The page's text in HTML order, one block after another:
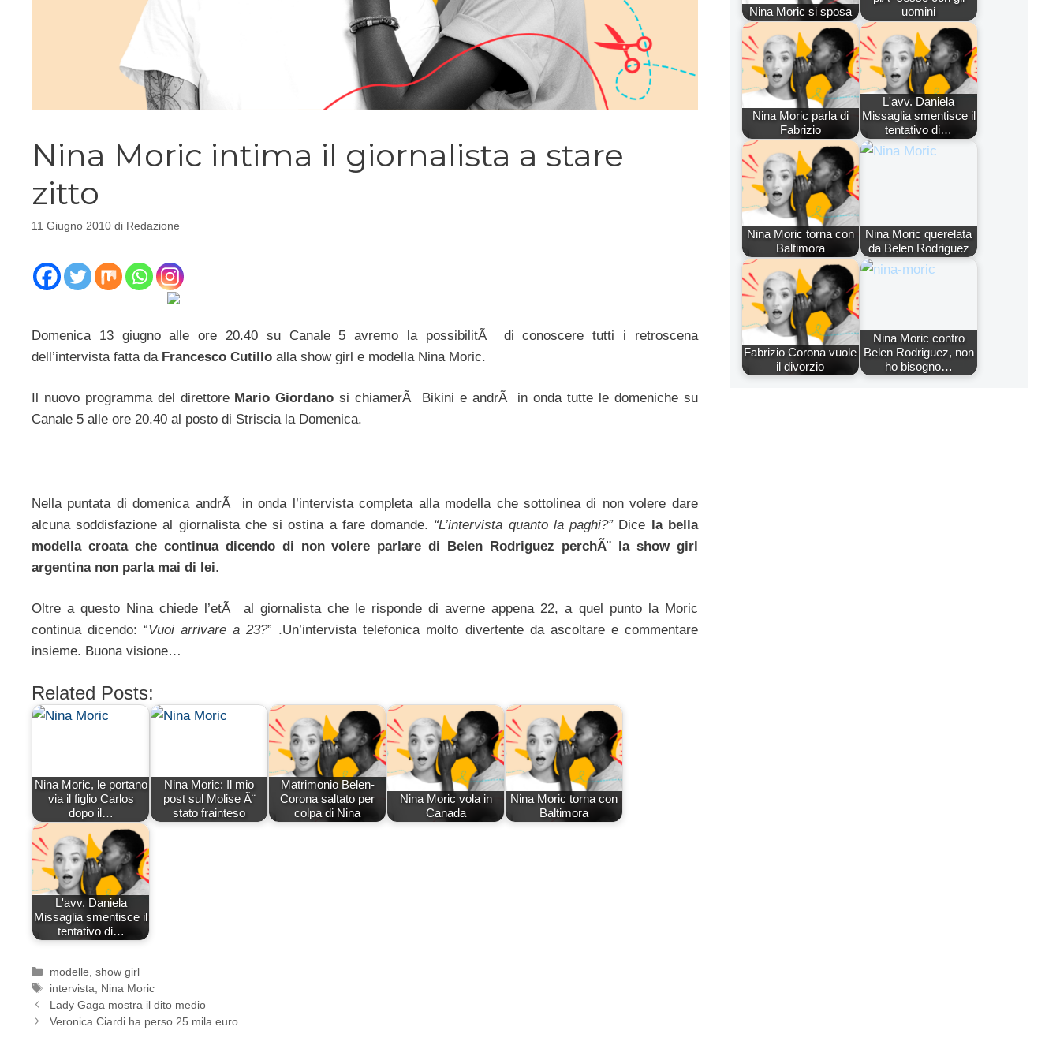
Nina Moric intima il giornalista a stare
zitto
11 Giugno 2010 di Redazione
Domenica 13 giugno alle ore 20.40 su Canale 5 avremo la possibilitÃ di conoscere tutti i retroscena
dell’intervista fatta da Francesco Cutillo alla show girl e modella Nina Moric.
Il nuovo programma del direttore Mario Giordano si chiamerÃ Bikini e andrÃ in onda tutte le domeniche su
Canale 5 alle ore 20.40 al posto di Striscia la Domenica.
Nella puntata di domenica andrÃ in onda l’intervista completa alla modella che sottolinea di non volere dare
alcuna soddisfazione al giornalista che si ostina a fare domande. “L’intervista quanto la paghi?”Dice la bella
modella croata che continua dicendo di non volere parlare di Belen Rodriguez perchÃ¨ la show girl
argentina non parla mai di lei.
Oltre a questo Nina chiede l’etÃ al giornalista che le risponde di averne appena 22, a quel punto la Moric
continua dicendo: “Vuoi arrivare a 23?” .Un’intervista telefonica molto divertente da ascoltare e commentare
insieme. Buona visione…
Related Posts:
Nina Moric, le portano
via il figlio Carlos
dopo il…
Nina Moric: Il mio
post sul Molise Ã¨
stato frainteso
Matrimonio Belen-
Corona saltato per
colpa di Nina
Nina Moric vola in
Canada
Nina Moric torna con
Baltimora
L'avv. Daniela
Missaglia smentisce il
tentativo di…
Categorie
modelle ,show girl
Tag
intervista
Nina Moric
Lady Gaga mostra il dito medio
Veronica Ciardi ha perso 25 mila euro
Nina Moric si sposa
uomini
Nina Moric parla di
Fabrizio
L'avv. Daniela
Missaglia smentisce il
tentativo di…
Nina Moric torna con
Baltimora
Nina Moric querelata
da Belen Rodriguez
Fabrizio Corona vuole
il divorzio
Nina Moric contro
Belen Rodriguez, non
ho bisogno…